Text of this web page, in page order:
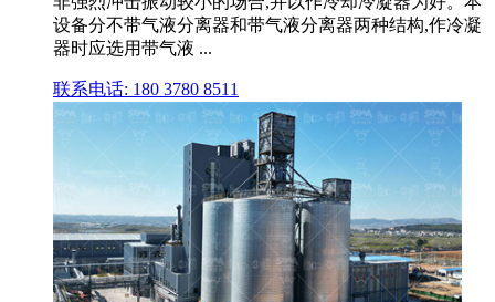
设备分不带气液分离器和带气液分离器两种结构,作冷凝
器时应选用带气液 ...
联系电话: 180 3780 8511